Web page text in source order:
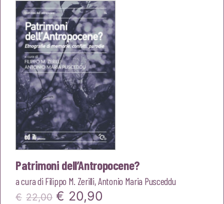
era:
€23,00.
è:
€21,85.
Patrimoni dell’Antropocene?
a cura di Filippo M. Zerilli,Antonio Maria Pusceddu
€ 22,00 Il
€ 20,90